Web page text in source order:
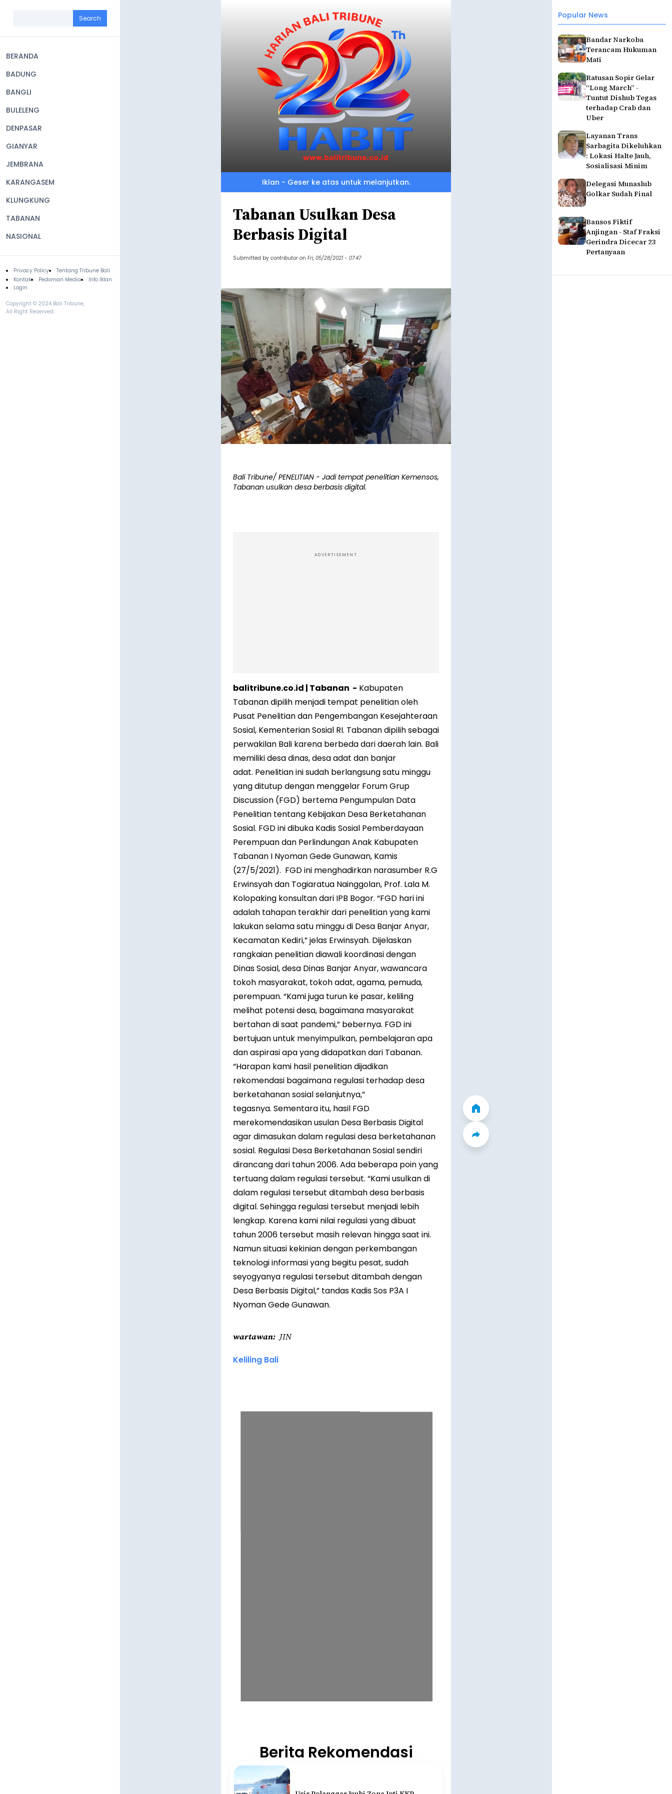
navigation
BERANDA
BADUNG
BANGLI
BULELENG
DENPASAR
GIANYAR
JEMBRANA
KARANGASEM
KLUNGKUNG
TABANAN
NASIONAL
Footer
Privacy Policy
Tentang Tribune Bali
Kontak
Pedoman Media
Info Iklan
Login
Copyright © 2024 Bali Tribune,
All Right Reserved.
Popular News
Bandar Narkoba
Terancam Hukuman
Mati
Ratusan Sopir Gelar
“Long March” -
Tuntut Dishub Tegas
terhadap Crab dan
Uber
Layanan Trans
Sarbagita Dikeluhkan
: Lokasi Halte Jauh,
Sosialisasi Minim
Delegasi Munaslub
Golkar Sudah Final
Bansos Fiktif
Anjingan - Staf Fraksi
Gerindra Dicecar 23
Pertanyaan
Iklan - Geser ke atas untuk melanjutkan.
Tabanan Usulkan Desa
Berbasis Digital
Submitted by contributor on Fri, 05/28/2021 - 07:47
Bali Tribune/ PENELITIAN - Jadi tempat penelitian Kemensos,
Tabanan usulkan desa berbasis digital.
ADVERTISEMENT
balitribune.co.id | Tabanan - Kabupaten
Tabanan dipilih menjadi tempat penelitian oleh
Pusat Penelitian dan Pengembangan Kesejahteraan
Sosial, Kementerian Sosial RI. Tabanan dipilih sebagai
perwakilan Bali karena berbeda dari daerah lain. Bali
memiliki desa dinas, desa adat dan banjar
adat. Penelitian ini sudah berlangsung satu minggu
yang ditutup dengan menggelar Forum Grup
Discussion (FGD) bertema Pengumpulan Data
Penelitian tentang Kebijakan Desa Berketahanan
Sosial. FGD ini dibuka Kadis Sosial Pemberdayaan
Perempuan dan Perlindungan Anak Kabupaten
Tabanan I Nyoman Gede Gunawan, Kamis
(27/5/2021). FGD ini menghadirkan narasumber R.G
Erwinsyah dan Togiaratua Nainggolan, Prof. Lala M.
Kolopaking konsultan dari IPB Bogor. “FGD hari ini
adalah tahapan terakhir dari penelitian yang kami
lakukan selama satu minggu di Desa Banjar Anyar,
Kecamatan Kediri,” jelas Erwinsyah. Dijelaskan
rangkaian penelitian diawali koordinasi dengan
Dinas Sosial, desa Dinas Banjar Anyar, wawancara
tokoh masyarakat, tokoh adat, agama, pemuda,
perempuan. “Kami juga turun ke pasar, keliling
melihat potensi desa, bagaimana masyarakat
bertahan di saat pandemi,” bebernya. FGD ini
bertujuan untuk menyimpulkan, pembelajaran apa
dan aspirasi apa yang didapatkan dari Tabanan.
“Harapan kami hasil penelitian dijadikan
rekomendasi bagaimana regulasi terhadap desa
berketahanan sosial selanjutnya,”
tegasnya. Sementara itu, hasil FGD
merekomendasikan usulan Desa Berbasis Digital
agar dimasukan dalam regulasi desa berketahanan
sosial. Regulasi Desa Berketahanan Sosial sendiri
dirancang dari tahun 2006. Ada beberapa poin yang
tertuang dalam regulasi tersebut. “Kami usulkan di
dalam regulasi tersebut ditambah desa berbasis
digital. Sehingga regulasi tersebut menjadi lebih
lengkap. Karena kami nilai regulasi yang dibuat
tahun 2006 tersebut masih relevan hingga saat ini.
Namun situasi kekinian dengan perkembangan
teknologi informasi yang begitu pesat, sudah
seyogyanya regulasi tersebut ditambah dengan
Desa Berbasis Digital,” tandas Kadis Sos P3A I
Nyoman Gede Gunawan.
wartawan JIN
Keliling Bali
Berita Rekomendasi